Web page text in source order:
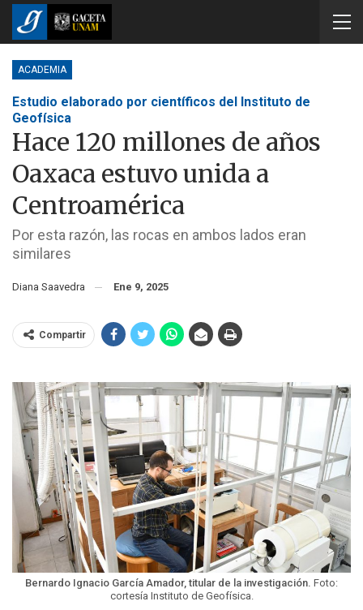
ACADEMIA
Estudio elaborado por científicos del Instituto de
Geofísica
Hace 120 millones de años
Oaxaca estuvo unida a
Centroamérica
Por esta razón, las rocas en ambos lados eran
similares
Diana Saavedra Ene 9, 2025
Compartir
Bernardo Ignacio García Amador, titular de la investigación. Foto:
cortesía Instituto de Geofísica.